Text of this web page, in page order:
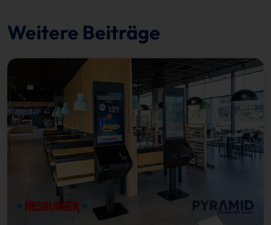
Weitere Beiträge